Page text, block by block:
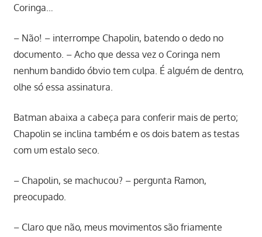
Coringa…
– Não! – interrompe Chapolin, batendo o dedo no
documento. – Acho que dessa vez o Coringa nem
nenhum bandido óbvio tem culpa. É alguém de dentro,
olhe só essa assinatura.
Batman abaixa a cabeça para conferir mais de perto;
Chapolin se inclina também e os dois batem as testas
com um estalo seco.
– Chapolin, se machucou? – pergunta Ramon,
preocupado.
– Claro que não, meus movimentos são friamente